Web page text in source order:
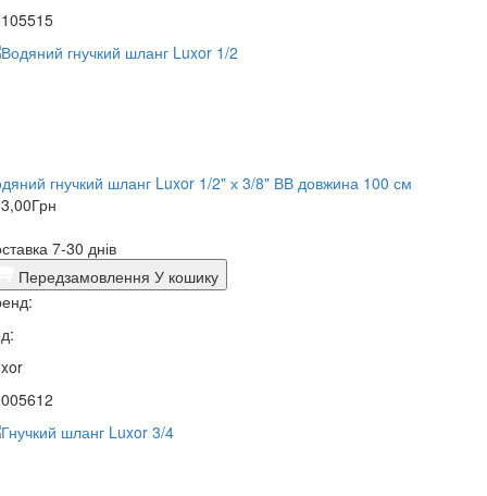
гнучкий шланг Luxor 1/2" х 3/8" ВВ довжина 100 см
Грн
7-30 днів
Передзамовлення У кошику